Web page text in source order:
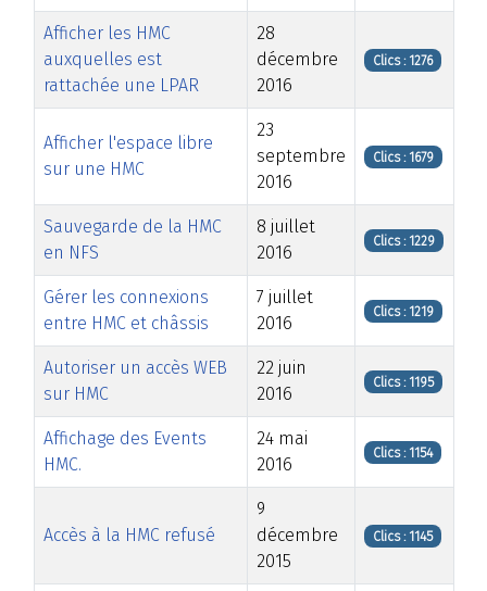
Afficher les HMC
auxquelles est
rattachée une LPAR
28
décembre
2016
Clics : 1276
Afficher l'espace libre
sur une HMC
23
septembre
2016
Clics : 1679
Sauvegarde de la HMC
en NFS
8 juillet
2016
Clics : 1229
Gérer les connexions
entre HMC et châssis
7 juillet
2016
Clics : 1219
Autoriser un accès WEB
sur HMC
22 juin
2016
Clics : 1195
Affichage des Events
HMC.
24 mai
2016
Clics : 1154
Accès à la HMC refusé
9
décembre
2015
Clics : 1145